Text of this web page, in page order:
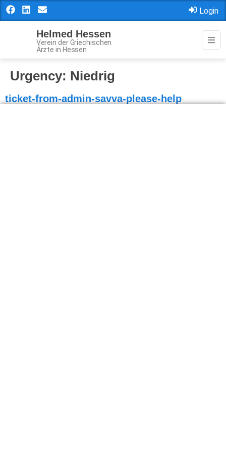
Login
Helmed Hessen
Verein der Griechischen
Ärzte in Hessen
Urgency: Niedrig
ticket-from-admin-savva-please-help